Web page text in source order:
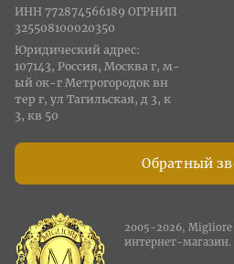
Обратный
ИНН 772874566189 ОГРНИП
325508100020350
Юридический адрес:
107143, Россия, Москва г, м-
ый ок-г Метрогородок вн
тер г, ул Тагильская, д 3, к
3, кв 50
2005-2026,
интернет-магазин.